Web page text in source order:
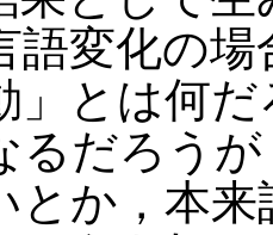
語変化の
」とは何
るだろう
とか，本